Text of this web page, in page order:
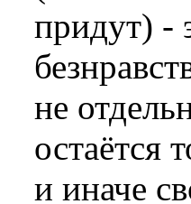
придут) -
не
остаётся
и иначе